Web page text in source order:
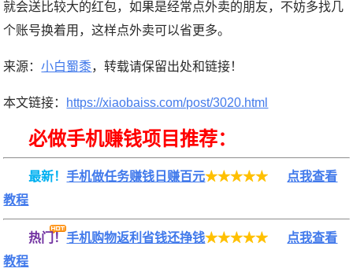
就会送比较大的红包，如果是经常点外卖的朋友，不妨多找几
个账号换着用，这样点外卖可以省更多。
来源：小白蜀黍，转载请保留出处和链接！
本文链接： https://xiaobaiss.com/post/3020.html
必做手机赚钱项目推荐：
最新！手机做任务赚钱日赚百元★★★★★
点我查看
教程
热门！手机购物返利省钱还挣钱★★★★★
点我查看
教程